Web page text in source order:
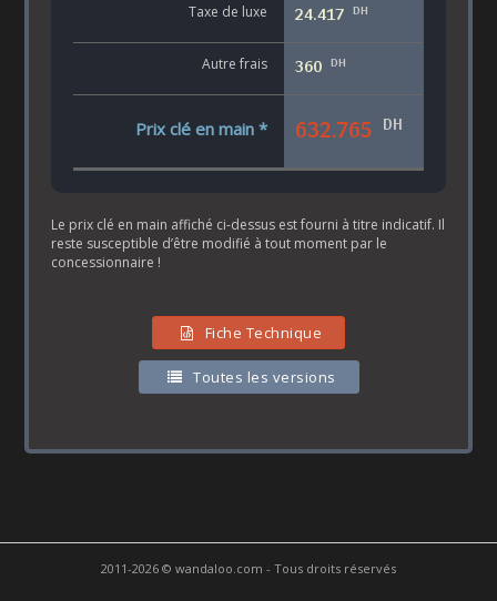
Taxe de luxe 24.417 DH
Autre frais 360 DH
Prix clé en main * 632.765 DH
Le prix clé en main affiché ci-dessus est fourni à titre indicatif. Il
reste susceptible d’être modifié à tout moment par le
concessionnaire !
Fiche Technique
Toutes les versions
2011-2026 © wandaloo.com - Tous droits réservés